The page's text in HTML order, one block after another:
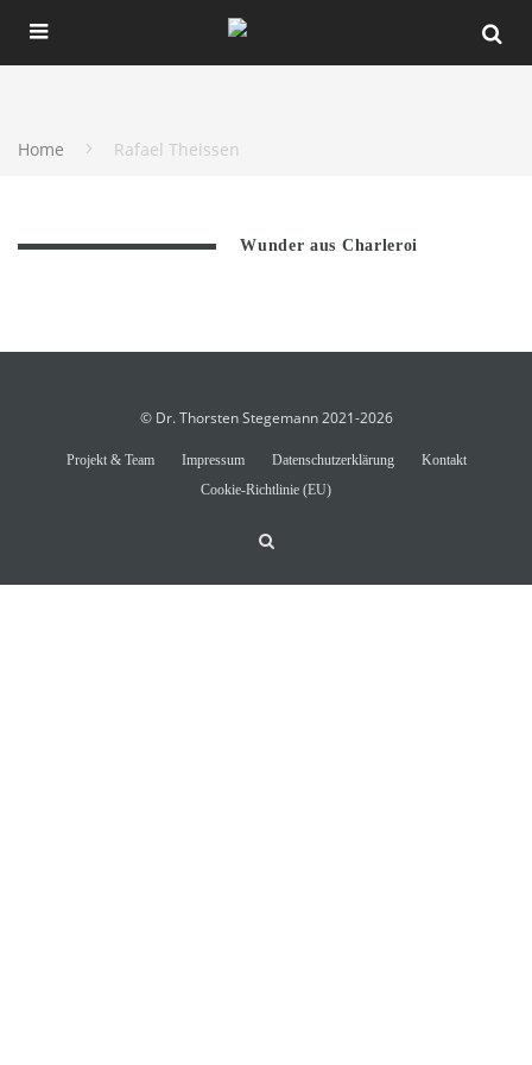
Home Rafael Theissen
Wunder aus Charleroi
© Dr. Thorsten Stegemann 2021-2026
Projekt & Team Impressum Datenschutzerklärung
Kontakt
Cookie-Richtlinie (EU)